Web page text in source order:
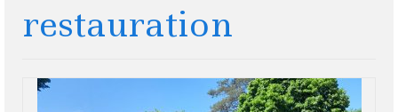
restauration